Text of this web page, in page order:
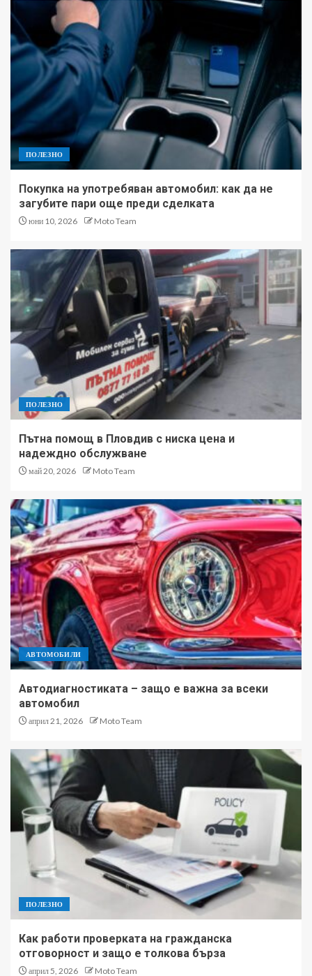
ПОЛЕЗНО
Покупка на употребяван автомобил: как да не
загубите пари още преди сделката
юни 10, 2026 Moto Team
ПОЛЕЗНО
Пътна помощ в Пловдив с ниска цена и
надеждно обслужване
май 20, 2026 Moto Team
АВТОМОБИЛИ
Автодиагностиката – защо е важна за всеки
автомобил
април 21, 2026 Moto Team
ПОЛЕЗНО
Как работи проверката на гражданска
отговорност и защо е толкова бърза
април 5, 2026 Moto Team